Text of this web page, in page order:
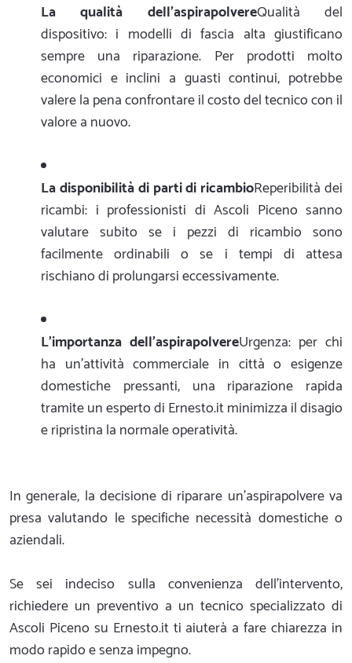
La qualità dell'aspirapolvereQualità del
dispositivo: i modelli di fascia alta giustificano
sempre una riparazione. Per prodotti molto
economici e inclini a guasti continui, potrebbe
valere la pena confrontare il costo del tecnico con il
valore a nuovo.
La disponibilità di parti di ricambioReperibilità dei
ricambi: i professionisti di Ascoli Piceno sanno
valutare subito se i pezzi di ricambio sono
facilmente ordinabili o se i tempi di attesa
rischiano di prolungarsi eccessivamente.
L'importanza dell'aspirapolvereUrgenza: per chi
ha un'attività commerciale in città o esigenze
domestiche pressanti, una riparazione rapida
tramite un esperto di Ernesto.it minimizza il disagio
e ripristina la normale operatività.
In generale, la decisione di riparare un'aspirapolvere va
presa valutando le specifiche necessità domestiche o
aziendali.
Se sei indeciso sulla convenienza dell'intervento,
richiedere un preventivo a un tecnico specializzato di
Ascoli Piceno su Ernesto.it ti aiuterà a fare chiarezza in
modo rapido e senza impegno.